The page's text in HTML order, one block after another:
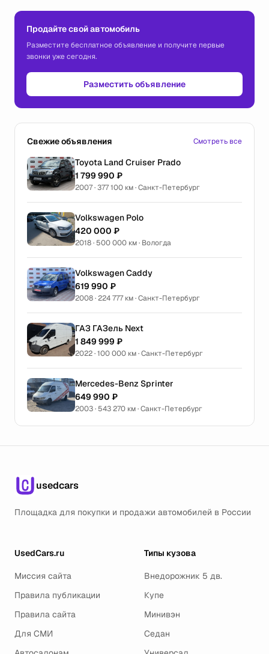
Продайте свой автомобиль
Разместите бесплатное объявление и получите первые
звонки уже сегодня.
Разместить объявление
Свежие объявления Смотреть все
Toyota Land Cruiser Prado
1 799 990 ₽
2007 · 377 100 км · Санкт-Петербург
Volkswagen Polo
420 000 ₽
2018 · 500 000 км · Вологда
Volkswagen Caddy
619 990 ₽
2008 · 224 777 км · Санкт-Петербург
ГАЗ ГАЗель Next
1 849 999 ₽
2022 · 100 000 км · Санкт-Петербург
Mercedes-Benz Sprinter
649 990 ₽
2003 · 543 270 км · Санкт-Петербург
usedcars
Площадка для покупки и продажи автомобилей в России
UsedCars.ru
Миссия сайта
Правила публикации
Правила сайта
Для СМИ
Типы кузова
Внедорожник 5 дв.
Купе
Минивэн
Седан